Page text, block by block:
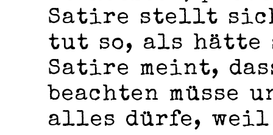
Satire stellt
tut so, als hätte
Satire meint,
beachten müsse
alles dürfe, weil